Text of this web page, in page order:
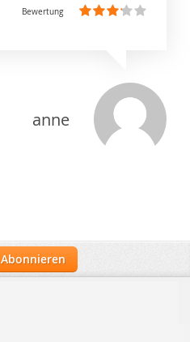
Bewertung
anne
Abonnieren